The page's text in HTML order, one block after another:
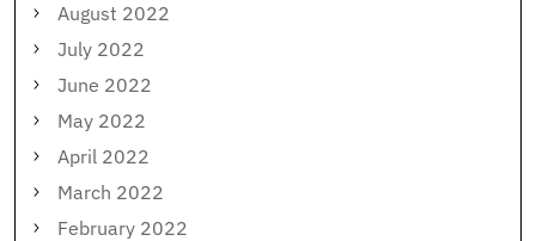
August 2022
July 2022
June 2022
May 2022
April 2022
March 2022
February 2022